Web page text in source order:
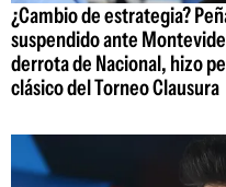
¿Cambio de estrategia?
suspendido ante
derrota de Nacional, hizo
clásico del Torneo Clausura